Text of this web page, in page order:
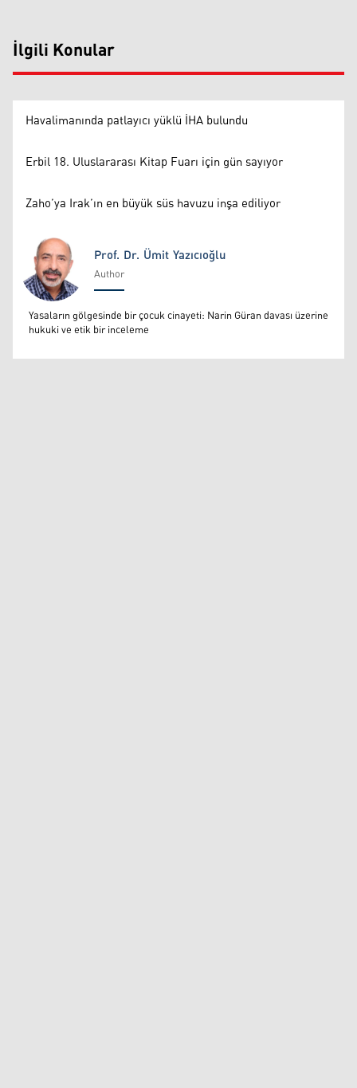
İlgili Konular
Havalimanında patlayıcı yüklü İHA bulundu
Erbil 18. Uluslararası Kitap Fuarı için gün sayıyor
Zaho’ya Irak’ın en büyük süs havuzu inşa ediliyor
Prof. Dr. Ümit Yazıcıoğlu
Prof. Dr. Ümit Yazıcıoğlu
Author
Yasaların gölgesinde bir çocuk cinayeti: Narin Güran davası üzerine
hukuki ve etik bir inceleme